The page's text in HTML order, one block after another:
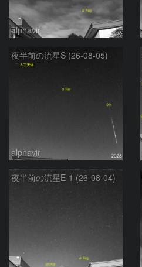
alphavir
夜半前の流星S (26-08-05)
alphavir
夜半前の流星E-1 (26-08-04)